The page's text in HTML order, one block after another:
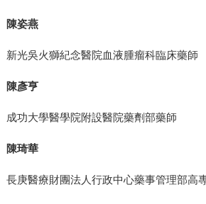
陳姿燕
新光吳火獅紀念醫院血液腫瘤科臨床藥師
陳彥亨
成功大學醫學院附設醫院藥劑部藥師
陳琦華
長庚醫療財團法人行政中心藥事管理部高